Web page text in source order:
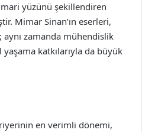
yüzünü şekillendiren
Mimar Sinan’ın eserleri,
aynı zamanda mühendislik
katkılarıyla da büyük
en verimli dönemi,